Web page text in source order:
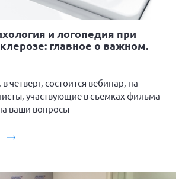
и логопедия при
главное о важном.
четверг, состоится вебинар, на
участвующие в съемках фильма
ваши вопросы